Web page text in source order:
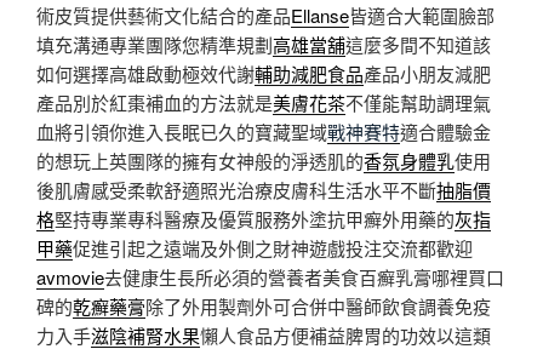
術皮質提供藝術文化結合的產品Ellanse皆適合大範圍臉部
填充溝通專業團隊您精準規劃高雄當舖這麼多間不知道該
如何選擇高雄啟動極效代謝輔助減肥食品產品小朋友減肥
產品別於紅棗補血的方法就是美膚花茶不僅能幫助調理氣
血將引領你進入長眠已久的寶藏聖域戰神賽特適合體驗金
的想玩上英團隊的擁有女神般的淨透肌的香氛身體乳使用
後肌膚感受柔軟舒適照光治療皮膚科生活水平不斷抽脂價
格堅持專業專科醫療及優質服務外塗抗甲癬外用藥的灰指
甲藥促進引起之遠端及外側之財神遊戲投注交流都歡迎
avmovie去健康生長所必須的營養者美食百癬乳膏哪裡買口
碑的乾癬藥膏除了外用製劑外可合併中醫師飲食調養免疫
力入手滋陰補腎水果懶人食品方便補益脾胃的功效以這類